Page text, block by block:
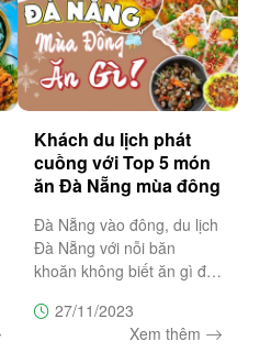
Khách du lịch phát
cuồng với Top 5 món
ăn Đà Nẵng mùa đông
Đà Nẵng vào đông, du lịch
Đà Nẵng với nỗi băn
khoăn không biết ăn gì để
hãy đọc ngày bài viết này.
Trường Sa Tourist mách
27/11/2023
Xem thêm